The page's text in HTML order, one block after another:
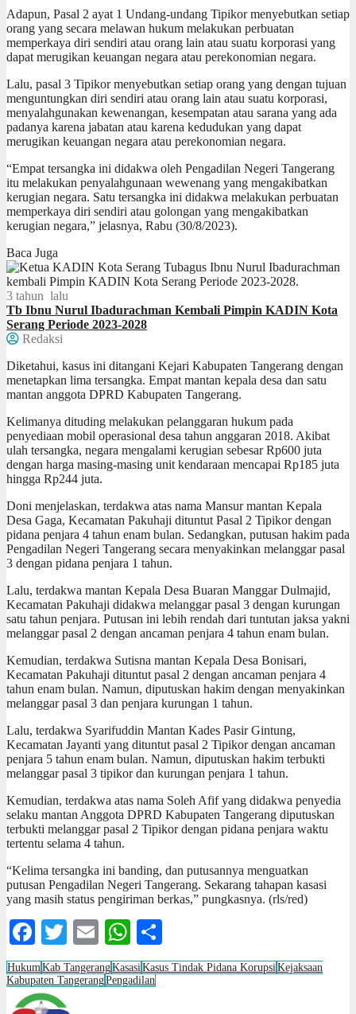
Adapun, Pasal 2 ayat 1 Undang-undang Tipikor menyebutkan setiap
orang yang secara melawan hukum melakukan perbuatan
memperkaya diri sendiri atau orang lain atau suatu korporasi yang
dapat merugikan keuangan negara atau perekonomian negara.
Lalu, pasal 3 Tipikor menyebutkan setiap orang yang dengan tujuan
menguntungkan diri sendiri atau orang lain atau suatu korporasi,
menyalahgunakan kewenangan, kesempatan atau sarana yang ada
padanya karena jabatan atau karena kedudukan yang dapat
merugikan keuangan negara atau perekonomian negara.
“Empat tersangka ini didakwa oleh Pengadilan Negeri Tangerang
itu melakukan penyalahgunaan wewenang yang mengakibatkan
kerugian negara. Satu tersangka ini didakwa melakukan perbuatan
memperkaya diri sendiri atau golongan yang mengakibatkan
kerugian negara,” jelasnya, Rabu (30/8/2023).
Baca Juga
3 tahun lalu
Tb Ibnu Nurul Ibadurachman Kembali Pimpin KADIN Kota
Serang Periode 2023-2028
Redaksi
Diketahui, kasus ini ditangani Kejari Kabupaten Tangerang dengan
menetapkan lima tersangka. Empat mantan kepala desa dan satu
mantan anggota DPRD Kabupaten Tangerang.
Kelimanya dituding melakukan pelanggaran hukum pada
penyediaan mobil operasional desa tahun anggaran 2018. Akibat
ulah tersangka, negara mengalami kerugian sebesar Rp600 juta
dengan harga masing-masing unit kendaraan mencapai Rp185 juta
hingga Rp244 juta.
Doni menjelaskan, terdakwa atas nama Mansur mantan Kepala
Desa Gaga, Kecamatan Pakuhaji dituntut Pasal 2 Tipikor dengan
pidana penjara 4 tahun enam bulan. Sedangkan, putusan hakim pada
Pengadilan Negeri Tangerang secara menyakinkan melanggar pasal
3 dengan pidana penjara 1 tahun.
Lalu, terdakwa mantan Kepala Desa Buaran Manggar Dulmajid,
Kecamatan Pakuhaji didakwa melanggar pasal 3 dengan kurungan
satu tahun penjara. Putusan ini lebih rendah dari tuntutan jaksa yakni
melanggar pasal 2 dengan ancaman penjara 4 tahun enam bulan.
Kemudian, terdakwa Sutisna mantan Kepala Desa Bonisari,
Kecamatan Pakuhaji dituntut pasal 2 dengan ancaman penjara 4
tahun enam bulan. Namun, diputuskan hakim dengan menyakinkan
melanggar pasal 3 dan penjara kurungan 1 tahun.
Lalu, terdakwa Syarifuddin Mantan Kades Pasir Gintung,
Kecamatan Jayanti yang dituntut pasal 2 Tipikor dengan ancaman
penjara 5 tahun enam bulan. Namun, diputuskan hakim terbukti
melanggar pasal 3 tipikor dan kurungan penjara 1 tahun.
Kemudian, terdakwa atas nama Soleh Afif yang didakwa penyedia
selaku mantan Anggota DPRD Kabupaten Tangerang diputuskan
terbukti melanggar pasal 2 Tipikor dengan pidana penjara waktu
tertentu selama 4 tahun.
“Kelima tersangka ini banding, dan putusannya menguatkan
putusan Pengadilan Negeri Tangerang. Sekarang tahapan kasasi
yang masih status pengiriman berkas,” pungkasnya. (rls/red)
Facebook
Twitter
EmailWhatsApp
Hukum Kab TangerangKasasi Kasus Tindak Pidana Korupsi Kejaksaan
Kabupaten TangerangPengadilan